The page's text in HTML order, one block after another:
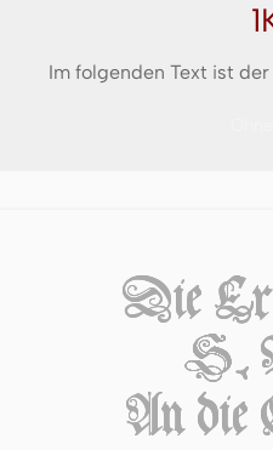
Im folgenden Text ist
Die
S.
An die